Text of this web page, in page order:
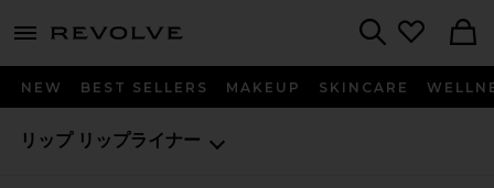
menu - shows more content
NEW BEST SELLERS MAKEUP SKINCARE
リップ リップライナー